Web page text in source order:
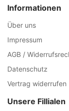
Informationen
Über uns
Impressum
AGB /
Datenschutz
Vertrag widerrufen
Unsere Fillialen